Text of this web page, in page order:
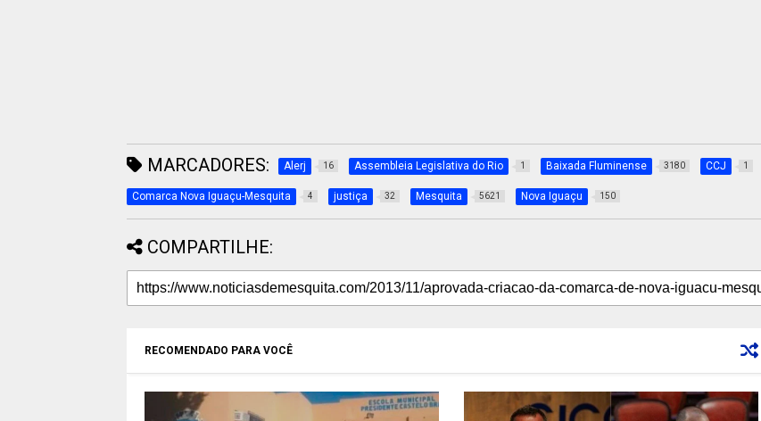
MARCADORES: Alerj 16 Assembleia Legislativa do Rio 1 Baixada Fluminense 3180 CCJ 1
Comarca Nova Iguaçu-Mesquita 4 justiça 32 Mesquita 5621 Nova Iguaçu 150
COMPARTILHE:
RECOMENDADO PARA VOCÊ